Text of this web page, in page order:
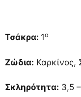
Τσάκρα: 1ο
Ζώδια: Καρκίνος,
Σκληρότητα: 3,5